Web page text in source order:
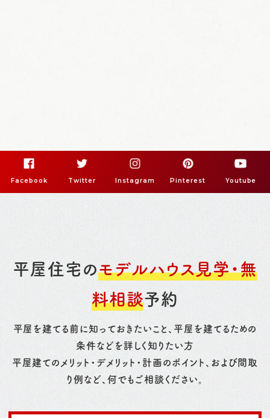
Facebook Twitter Instagram Pinterest Youtube
平屋住宅のモデルハウス見学・無
料相談予約
平屋を建てる前に知っておきたいこと、平屋を建てるための
条件などを詳しく知りたい方
平屋建てのメリット・デメリット・計画のポイント、および間取
り例など、何でもご相談ください。